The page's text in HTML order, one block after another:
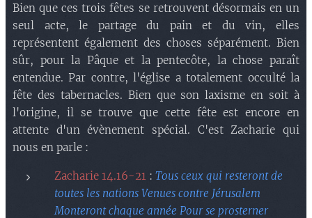
Bien que ces trois fêtes se retrouvent désormais en un
seul acte, le partage du pain et du vin, elles
représentent également des choses séparément. Bien
sûr, pour la Pâque et la pentecôte, la chose paraît
entendue. Par contre, l'église a totalement occulté la
fête des tabernacles. Bien que son laxisme en soit à
l'origine, il se trouve que cette fête est encore en
attente d'un évènement spécial. C'est Zacharie qui
nous en parle :
Zacharie 14.16-21 : Tous ceux qui resteront de
toutes les nations Venues contre Jérusalem
Monteront chaque année Pour se prosterner